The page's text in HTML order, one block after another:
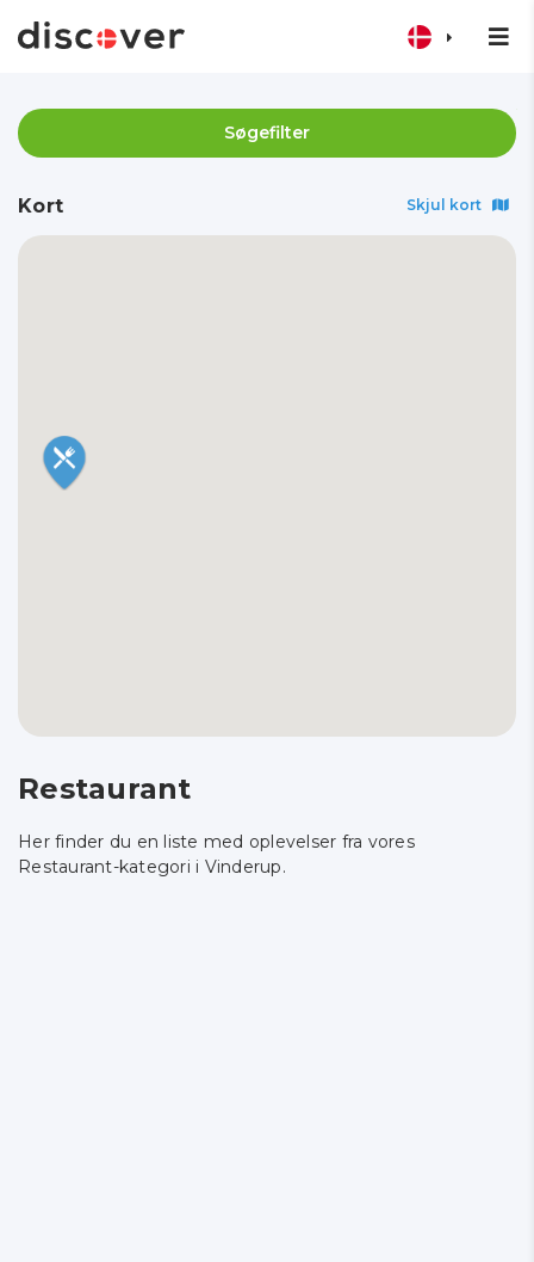
Søgefilter
Kort Skjul kort
Restaurant
Her finder du en liste med oplevelser fra vores
Restaurant-kategori i Vinderup.